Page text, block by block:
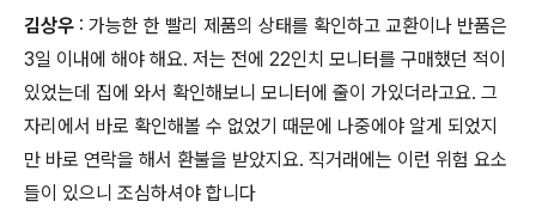
김상우 : 가능한 한 빨리 제품의 상태를 확인하고 교환이나 반품은
3일 이내에 해야 해요. 저는 전에 22인치 모니터를 구매했던 적이
있었는데 집에 와서 확인해보니 모니터에 줄이 가있더라고요. 그
자리에서 바로 확인해볼 수 없었기 때문에 나중에야 알게 되었지
만 바로 연락을 해서 환불을 받았지요. 직거래에는 이런 위험 요소
들이 있으니 조심하셔야 합니다